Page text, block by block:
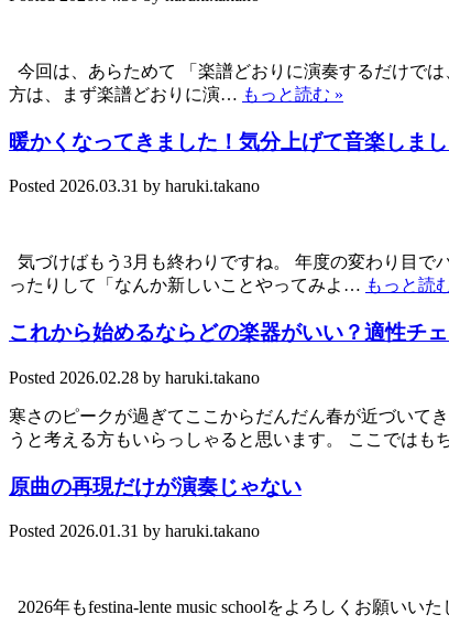
今回は、あらためて 「楽譜どおりに演奏するだけで
方は、まず楽譜どおりに演… もっと読む »
暖かくなってきました！気分上げて音楽しまし
Posted 2026.03.31 by haruki.takano
気づけばもう3月も終わりですね。 年度の変わり目
ったりして「なんか新しいことやってみよ… もっと読
これから始めるならどの楽器がいい？適性チ
Posted 2026.02.28 by haruki.takano
寒さのピークが過ぎてここからだんだん春が近づいて
うと考える方もいらっしゃると思います。 ここではも
原曲の再現だけが演奏じゃない
Posted 2026.01.31 by haruki.takano
2026年もfestina-lente music schoolをよろしくお願い